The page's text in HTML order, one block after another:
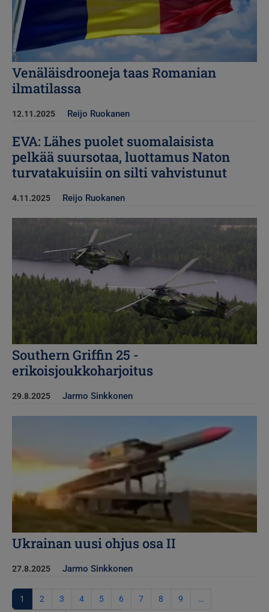
Venäläisdrooneja taas Romanian
ilmatilassa
12.11.2025 Reijo Ruokanen
EVA: Lähes puolet suomalaisista
pelkää suursotaa, luottamus Naton
turvatakuisiin on silti vahvistunut
4.11.2025 Reijo Ruokanen
Southern Griffin 25 -
erikoisjoukkoharjoitus
29.8.2025 Jarmo Sinkkonen
Ukrainan uusi ohjus osa II
27.8.2025 Jarmo Sinkkonen
Sivutus
1 2 3 4 5 6 7 8 9 …